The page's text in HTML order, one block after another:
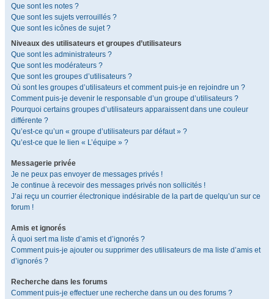
Que sont les notes ?
Que sont les sujets verrouillés ?
Que sont les icônes de sujet ?
Niveaux des utilisateurs et groupes d’utilisateurs
Que sont les administrateurs ?
Que sont les modérateurs ?
Que sont les groupes d’utilisateurs ?
Où sont les groupes d’utilisateurs et comment puis-je en rejoindre un ?
Comment puis-je devenir le responsable d’un groupe d’utilisateurs ?
Pourquoi certains groupes d’utilisateurs apparaissent dans une couleur
différente ?
Qu’est-ce qu’un « groupe d’utilisateurs par défaut » ?
Qu’est-ce que le lien « L’équipe » ?
Messagerie privée
Je ne peux pas envoyer de messages privés !
Je continue à recevoir des messages privés non sollicités !
J’ai reçu un courrier électronique indésirable de la part de quelqu’un sur ce
forum !
Amis et ignorés
À quoi sert ma liste d’amis et d’ignorés ?
Comment puis-je ajouter ou supprimer des utilisateurs de ma liste d’amis et
d’ignorés ?
Recherche dans les forums
Comment puis-je effectuer une recherche dans un ou des forums ?